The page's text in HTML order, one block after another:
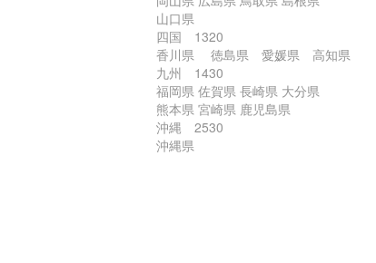
山口県
四国 1320
香川県 徳島県 愛媛県 高知県
九州 1430
福岡県 佐賀県 長崎県 大分県
熊本県 宮崎県 鹿児島県
沖縄 2530
沖縄県